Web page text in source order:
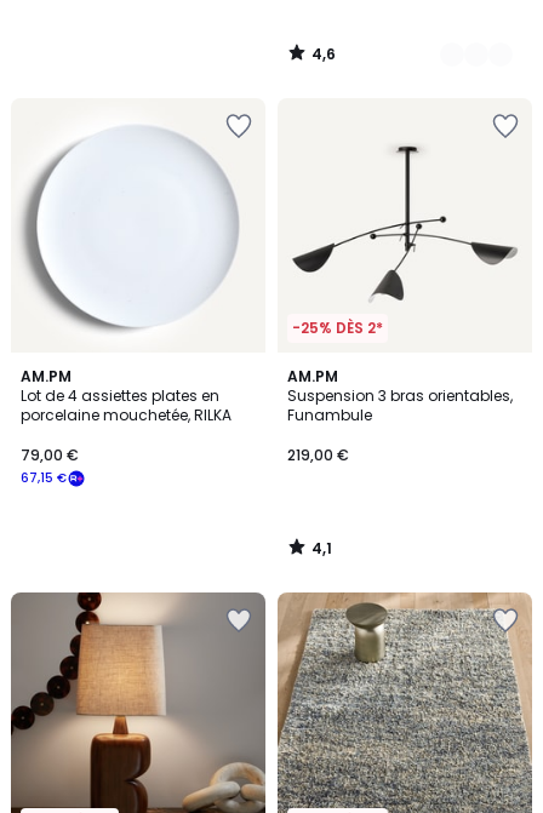
4,6
/
AM.PM
Lot de 4 assiettes plates en
porcelaine mouchetée, RILKA
67,15 €
79,00 €
-25% DÈS 2*
AM.PM
Suspension 3 bras orientables,
Funambule
219,00 €
4,1
/ 5
4,1
/